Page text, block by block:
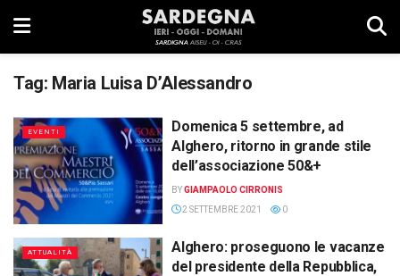
Tag: Maria Luisa D’Alessandro
EVENTI
Domenica 5 settembre, ad
Alghero, ritorno in grande stile
dell’associazione 50&+
BYGIAMPAOLO CIRRONIS
2 SETTEMBRE 2021
0
ATTUALITÀ
Alghero: proseguono le vacanze
del presidente della Repubblica,